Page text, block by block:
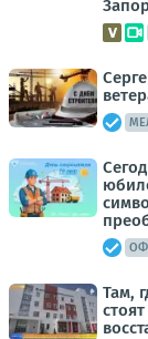
Там,